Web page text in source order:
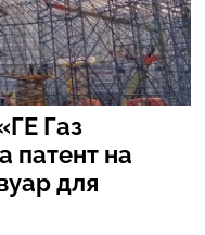
Газ
патент на
для